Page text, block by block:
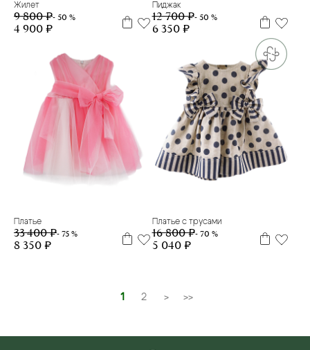
Жилет
9 800 ₽- 50 %
4 900 ₽
Пиджак
12 700 ₽- 50 %
6 350 ₽
Платье
33 400 ₽- 75 %
8 350 ₽
Платье с трусами
16 800 ₽- 70 %
5 040 ₽
1 2 > >>